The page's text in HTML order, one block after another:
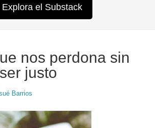
Explora el Substack
nos perdona sin
justo
Barrios